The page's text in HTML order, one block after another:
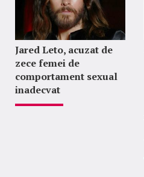
Jared Leto, acuzat de
zece femei de
comportament sexual
inadecvat